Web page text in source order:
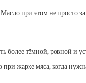
при этом не просто
более тёмной, ровной и
жарке мяса, когда